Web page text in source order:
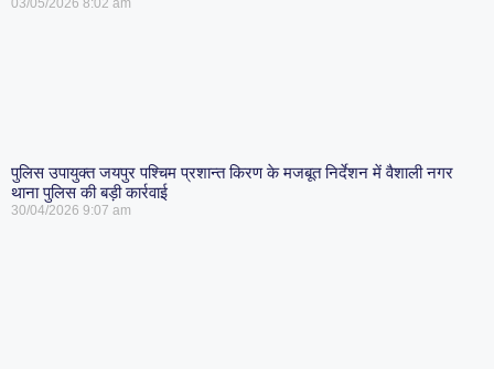
पुलिस उपायुक्त जयपुर पश्चिम प्रशान्त किरण के मजबूत निर्देशन में वैशाली नगर
थाना पुलिस की बड़ी कार्रवाई
30/04/2026 9:07 am